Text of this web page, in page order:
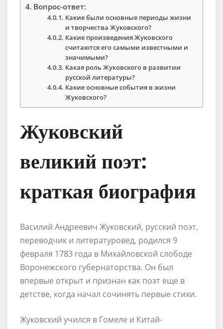
Вопрос-ответ:
Какие были основные периоды жизни
и творчества Жуковского?
Какие произведения Жуковского
считаются его самыми известными и
значимыми?
Какая роль Жуковского в развитии
русской литературы?
Какие основные события в жизни
Жуковского?
Жуковский
великий поэт:
краткая биография
Василий Андреевич Жуковский, русский поэт,
переводчик и литературовед, родился 9
февраля 1783 года в Михайловской слободе
Воронежского губернаторства. Он был
впервые открыт и признан как поэт еще в
детстве, когда начал сочинять первые стихи.
Жуковский учился в Гомеле и Китай-